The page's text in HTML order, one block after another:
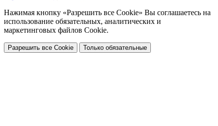
Нажимая кнопку «Разрешить все Cookie» Вы соглашаетесь на
использование обязательных, аналитических и
маркетинговых файлов Cookie.
Разрешить все Cookie Только обязательные